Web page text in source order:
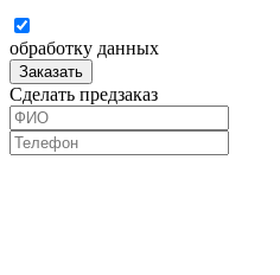
обработку данных
Заказать
Сделать предзаказ